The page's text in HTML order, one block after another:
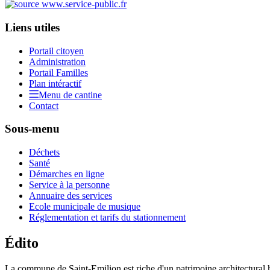
Liens utiles
Portail citoyen
Administration
Portail Familles
Plan intéractif
Menu de cantine
Contact
Sous-menu
Déchets
Santé
Démarches en ligne
Service à la personne
Annuaire des services
Ecole municipale de musique
Réglementation et tarifs du stationnement
Édito